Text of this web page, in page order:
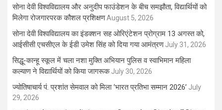
सोना देवी विश्वविद्यालय और अनुदीप फाउंडेशन के बीच समझौता, विद्यार्थियों को
मिलेगा रोजगारपरक कौशल प्रशिक्षणAugust 5, 2026
सोना देवी विश्वविद्यालय का इंडक्शन सह ओरिएंटेशन प्रोग्राम 13 अगस्त को,
आईसीसी एचसीएल के ईडी उमेश सिंह को दिया गया आमंत्रण July 31, 2026
सिद्धू-कान्हू स्कूल में चला नशा मुक्ति अभियान पुलिस व स्वाभिमान महिला
कल्याण ने विद्यार्थियों को किया जागरूक July 30, 2026
ज्योतिषाचार्य पं. प्रशांत सेमवाल को मिला ‘भारत प्रतिभा सम्मान 2026’ July
29, 2026